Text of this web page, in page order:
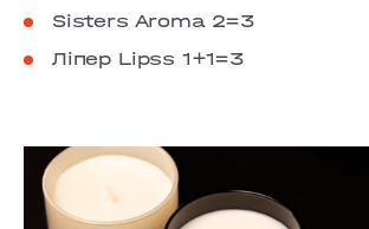
Sisters Aroma 2=3
Ліпер Lipss 1+1=3